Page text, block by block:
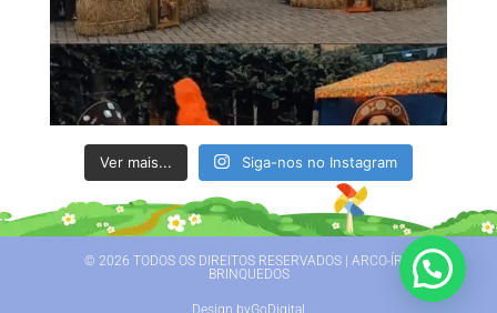
Ver mais... Siga-nos no Instagram
© 2026 TODOS OS DIREITOS RESERVADOS | ARCO-ÍRIS
BRINQUEDOS
Design byGoDigital